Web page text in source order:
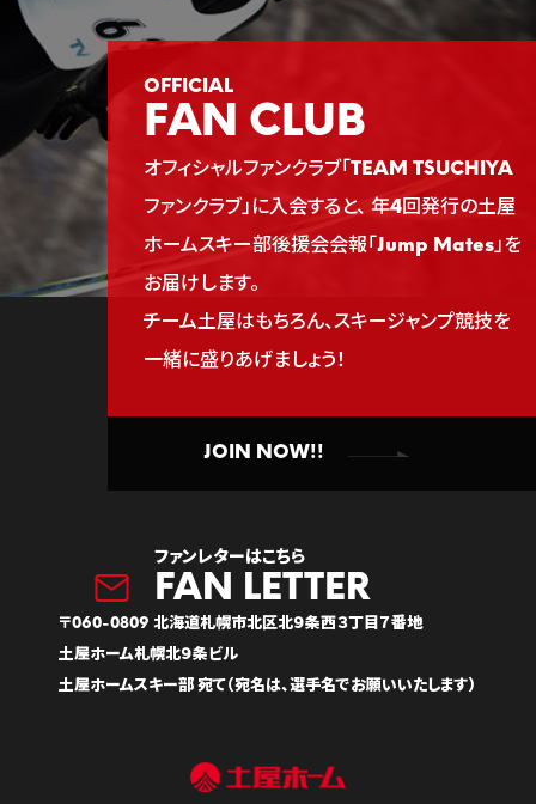
FAN CLUB
オフィシャルファンクラブ「TEAM TSUCHIYA
ファンクラブ」に入会すると、 年4回発行の土屋
ホームスキー部後援会会報「Jump Mates」を
お届けします。
チーム土屋はもちろん、スキージャンプ競技を
一緒に盛りあげましょう！
JOIN NOW!!
ファンレターはこちら
〒060-0809 北海道札幌市北区北９条西３丁目７番地
土屋ホーム札幌北９条ビル
土屋ホームスキー部 宛て（宛名は、選手名でお願いいたします）